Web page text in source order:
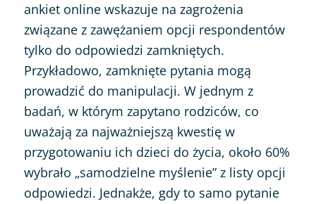
ankiet online wskazuje na zagrożenia
związane z zawężaniem opcji respondentów
tylko do odpowiedzi zamkniętych.
Przykładowo, zamknięte pytania mogą
prowadzić do manipulacji. W jednym z
badań, w którym zapytano rodziców, co
uważają za najważniejszą kwestię w
przygotowaniu ich dzieci do życia, około 60%
wybrało „samodzielne myślenie” z listy opcji
odpowiedzi. Jednakże, gdy to samo pytanie